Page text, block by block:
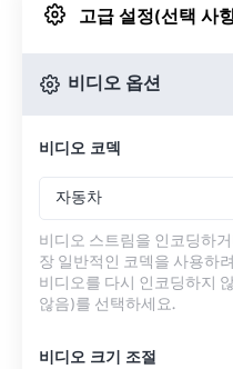
고급 설정(선택 사
비디오 옵션
비디오 코덱
자동차
비디오 스트림을 인코딩하
장 일반적인 코덱을 사용하
비디오를 다시 인코딩하지
않음)를 선택하세요.
비디오 크기 조절